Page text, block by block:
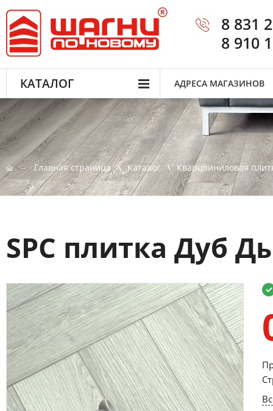
8 831
8 910
КАТАЛОГ АДРЕСА МАГАЗИНОВ
Главная страница Каталог Кварцвиниловая
SPC плитка Дуб